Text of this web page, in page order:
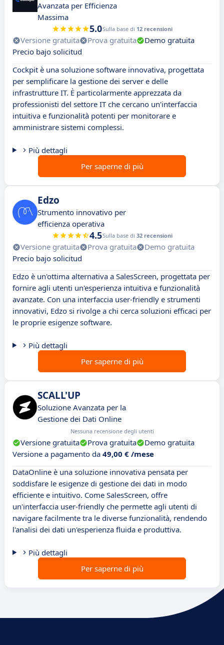
Avanzata per Efficienza
Massima
5.0Sulla base di 12 recensioni
Versione gratuita Prova gratuita
Demo gratuita
Precio bajo solicitud
Cockpit è una soluzione software innovativa, progettata
per semplificare la gestione dei server e delle
infrastrutture IT. È particolarmente apprezzata da
professionisti del settore IT che cercano un'interfaccia
intuitiva e funzionalità potenti per monitorare e
amministrare sistemi complessi.
Più dettagli
Per saperne di più
Edzo
Strumento innovativo per
efficienza operativa
4.5Sulla base di 32 recensioni
Versione gratuita Prova gratuita
Demo gratuita
Precio bajo solicitud
Edzo è un'ottima alternativa a SalesScreen, progettata per
fornire agli utenti un'esperienza intuitiva e funzionalità
avanzate. Con una interfaccia user-friendly e strumenti
innovativi, Edzo si rivolge a chi cerca soluzioni efficaci per
le proprie esigenze software.
Più dettagli
Per saperne di più
SCALL'UP
Soluzione Avanzata per la
Gestione dei Dati Online
Nessuna recensione degli utenti
Versione gratuita Prova gratuita
Demo gratuita
Versione a pagamento da 49,00 € /mese
DataOnline è una soluzione innovativa pensata per
soddisfare le esigenze di gestione dei dati in modo
efficiente e intuitivo. Come SalesScreen, offre
un'interfaccia user-friendly che permette agli utenti di
navigare facilmente tra le diverse funzionalità, rendendo
l'analisi dei dati un'esperienza fluida e produttiva.
Più dettagli
Per saperne di più